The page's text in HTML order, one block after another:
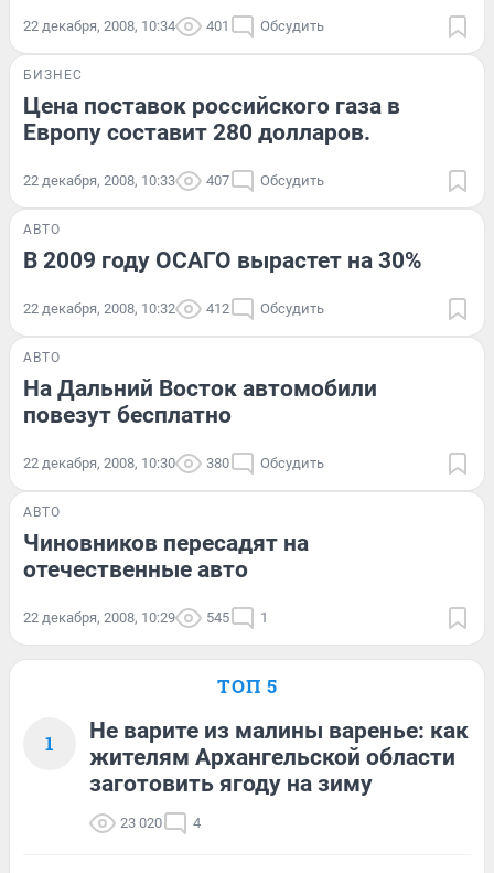
22 декабря, 2008, 10:34 401 Обсудить
БИЗНЕС
Цена поставок российского газа в
Европу составит 280 долларов.
22 декабря, 2008, 10:33 407 Обсудить
АВТО
В 2009 году ОСАГО вырастет на 30%
22 декабря, 2008, 10:32 412 Обсудить
АВТО
На Дальний Восток автомобили
повезут бесплатно
22 декабря, 2008, 10:30 380 Обсудить
АВТО
Чиновников пересадят на
отечественные авто
22 декабря, 2008, 10:29 545 1
ТОП 5
1
Не варите из малины варенье: как
жителям Архангельской области
заготовить ягоду на зиму
23 020 4